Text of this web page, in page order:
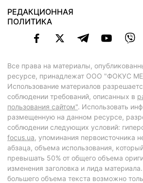
РЕДАКЦИОННАЯ
ПОЛИТИКА
Все права на материалы,
ресурсе, принадлежат ООО "ФОКУС
Использование материалов
соблюдении требований, описанных в
пользования сайтом". Использовать
размещенную на данном ресурсе,
соблюдении следующих условий:
focus.ua, упоминания первоисточника
абзаца, объема использования,
превышать 50% от общего объема
изменения заголовка и лида
большего объема текста возможно